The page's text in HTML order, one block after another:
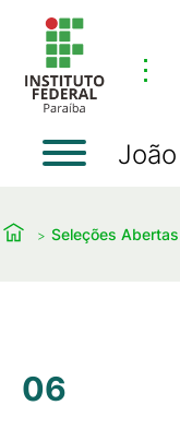
⋮
Seleções Abertas
06